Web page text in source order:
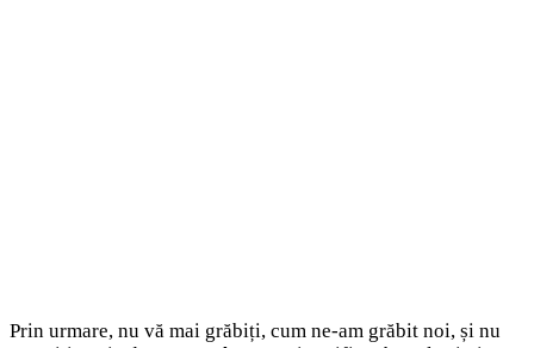
Prin urmare, nu vă mai grăbiți, cum ne-am grăbit noi, și nu